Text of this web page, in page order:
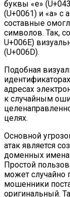
буквы «е»
(U+0061) и «a» с
составные
символов. Так,
U+006E)
(U+006D).
Подобная
адресах
к случайным
целях.
Основной
атак является
доменных
Простой
может случайно
мошенники
оригинальный.